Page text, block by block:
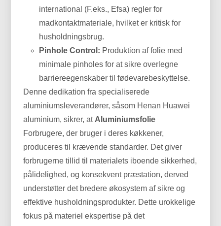
international (F.eks., Efsa) regler for
madkontaktmateriale, hvilket er kritisk for
husholdningsbrug.
Pinhole Control: Produktion af folie med
minimale pinholes for at sikre overlegne
barriereegenskaber til fødevarebeskyttelse.
Denne dedikation fra specialiserede
aluminiumsleverandører, såsom Henan Huawei
aluminium, sikrer, at Aluminiumsfolie
Forbrugere, der bruger i deres køkkener,
produceres til krævende standarder. Det giver
forbrugerne tillid til materialets iboende sikkerhed,
pålidelighed, og konsekvent præstation, derved
understøtter det bredere økosystem af sikre og
effektive husholdningsprodukter. Dette urokkelige
fokus på materiel ekspertise på det